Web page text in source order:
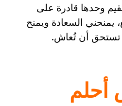
وحدها قادرة على
يمنحني السعادة ويمنح
تستحق أن تُعاش.